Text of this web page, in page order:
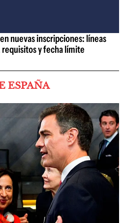
nuevas inscripciones: líneas
y fecha límite
ESPAÑA